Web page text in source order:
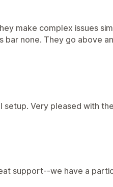
make complex issues
bar none. They go above
setup. Very pleased with
support--we have a